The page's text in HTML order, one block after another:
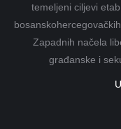
temeljeni ciljevi
Zapadnih načela
građanske i